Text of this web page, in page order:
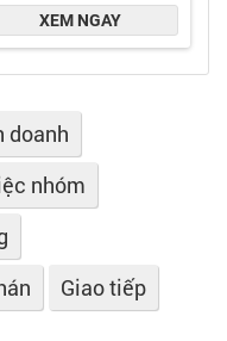
doanh
nhóm
Giao tiếp